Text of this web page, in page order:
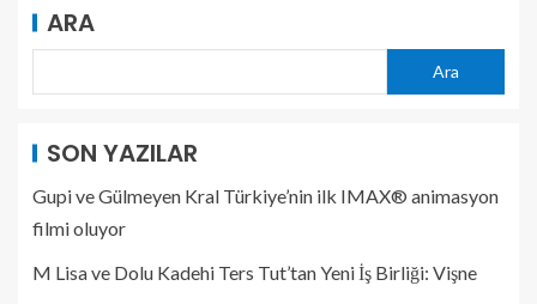
ARA
Ara
SON YAZILAR
Gupi ve Gülmeyen Kral Türkiye’nin ilk IMAX® animasyon
filmi oluyor
M Lisa ve Dolu Kadehi Ters Tut’tan Yeni İş Birliği: Vişne